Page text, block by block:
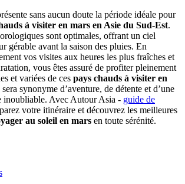
sans aucun doute la période idéale pour
à visiter en mars en Asie du Sud-Est.
sont optimales, offrant un ciel
gérable avant la saison des pluies. En
vos visites aux heures les plus fraîches et
vous êtes assuré de profiter pleinement
et variées de ces pays chauds à visiter en
synonyme d’aventure, de détente et d’une
inoubliable. Avec Autour Asia - guide de
votre itinéraire et découvrez les meilleures
au soleil en mars en toute sérénité.